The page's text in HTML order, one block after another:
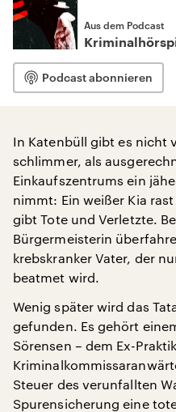
Aus dem Podcast
Podcast abonnieren
In Katenbüll gibt es nicht
schlimmer, als
Einkaufszentrums ein
nimmt: Ein weißer Kia
gibt Tote und Verletzte.
Bürgermeisterin
krebskranker Vater, der
beatmet wird.
Wenig später wird das
gefunden. Es gehört
Sörensen – dem Ex-
Steuer des verunfallten
Spurensicherung eine